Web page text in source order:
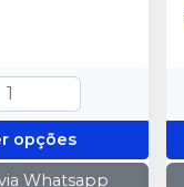
opções
Whatsapp